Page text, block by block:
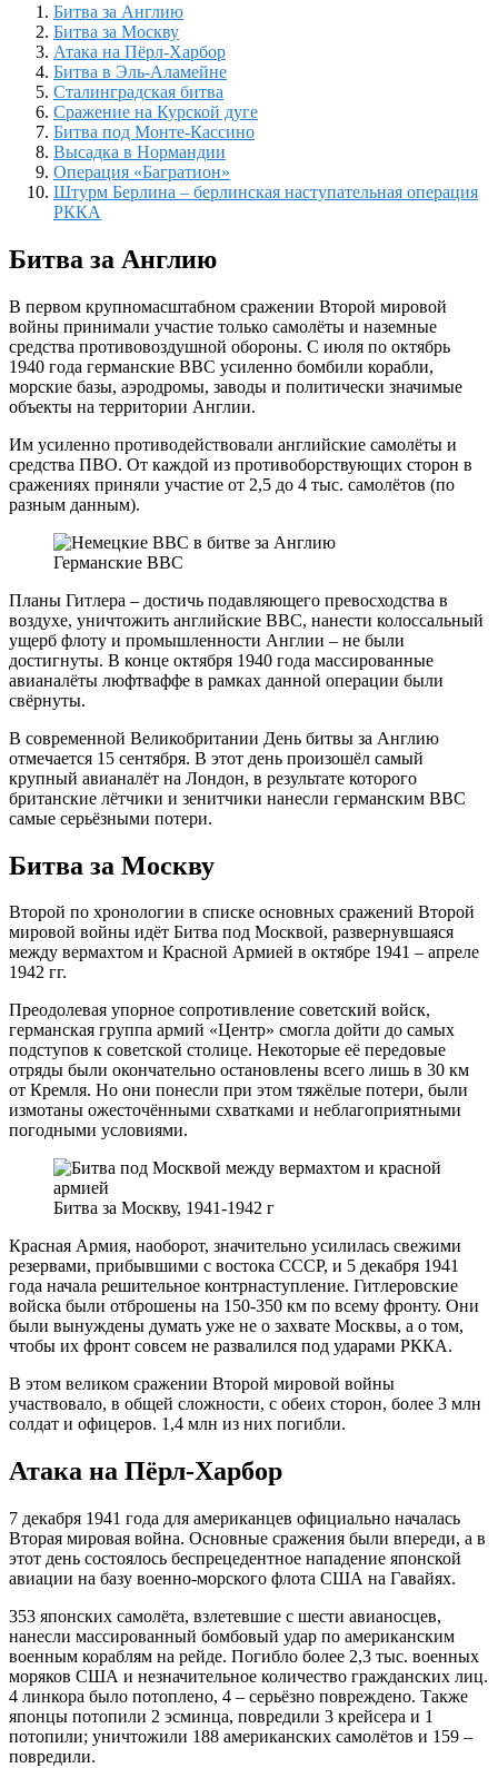
Битва за Англию
Битва за Москву
Атака на Пёрл-Харбор
Битва в Эль-Аламейне
Сталинградская битва
Сражение на Курской дуге
Битва под Монте-Кассино
Высадка в Нормандии
Операция «Багратион»
Штурм Берлина – берлинская наступательная операция
РККА
Битва за Англию
В первом крупномасштабном сражении Второй мировой
войны принимали участие только самолёты и наземные
средства противовоздушной обороны. С июля по октябрь
1940 года германские ВВС усиленно бомбили корабли,
морские базы, аэродромы, заводы и политически значимые
объекты на территории Англии.
Им усиленно противодействовали английские самолёты и
средства ПВО. От каждой из противоборствующих сторон в
сражениях приняли участие от 2,5 до 4 тыс. самолётов (по
разным данным).
Германские ВВС
Планы Гитлера – достичь подавляющего превосходства в
воздухе, уничтожить английские ВВС, нанести колоссальный
ущерб флоту и промышленности Англии – не были
достигнуты. В конце октября 1940 года массированные
авианалёты люфтваффе в рамках данной операции были
свёрнуты.
В современной Великобритании День битвы за Англию
отмечается 15 сентября. В этот день произошёл самый
крупный авианалёт на Лондон, в результате которого
британские лётчики и зенитчики нанесли германским ВВС
самые серьёзными потери.
Битва за Москву
Второй по хронологии в списке основных сражений Второй
мировой войны идёт Битва под Москвой, развернувшаяся
между вермахтом и Красной Армией в октябре 1941 – апреле
1942 гг.
Преодолевая упорное сопротивление советский войск,
германская группа армий «Центр» смогла дойти до самых
подступов к советской столице. Некоторые её передовые
отряды были окончательно остановлены всего лишь в 30 км
от Кремля. Но они понесли при этом тяжёлые потери, были
измотаны ожесточёнными схватками и неблагоприятными
погодными условиями.
Битва за Москву, 1941-1942 г
Красная Армия, наоборот, значительно усилилась свежими
резервами, прибывшими с востока СССР, и 5 декабря 1941
года начала решительное контрнаступление. Гитлеровские
войска были отброшены на 150-350 км по всему фронту. Они
были вынуждены думать уже не о захвате Москвы, а о том,
чтобы их фронт совсем не развалился под ударами РККА.
В этом великом сражении Второй мировой войны
участвовало, в общей сложности, с обеих сторон, более 3 млн
солдат и офицеров. 1,4 млн из них погибли.
Атака на Пёрл-Харбор
7 декабря 1941 года для американцев официально началась
Вторая мировая война. Основные сражения были впереди, а в
этот день состоялось беспрецедентное нападение японской
авиации на базу военно-морского флота США на Гавайях.
353 японских самолёта, взлетевшие с шести авианосцев,
нанесли массированный бомбовый удар по американским
военным кораблям на рейде. Погибло более 2,3 тыс. военных
моряков США и незначительное количество гражданских лиц.
4 линкора было потоплено, 4 – серьёзно повреждено. Также
японцы потопили 2 эсминца, повредили 3 крейсера и 1
потопили; уничтожили 188 американских самолётов и 159 –
повредили.